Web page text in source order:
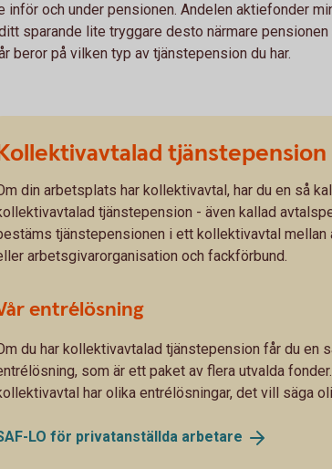
inför och under pensionen. Andelen aktiefonder
sparande lite tryggare desto närmare
beror på vilken typ av tjänstepension du har.
tjänstepension
din arbetsplats har kollektivavtal, har du en så
tjänstepension - även kallad
tjänstepensionen i ett kollektivavtal mellan
arbetsgivarorganisation och fackförbund.
entrélösning
du har kollektivavtalad tjänstepension får du en
som är ett paket av flera utvalda
har olika entrélösningar, det vill säga
LO för privatanställda arbetare